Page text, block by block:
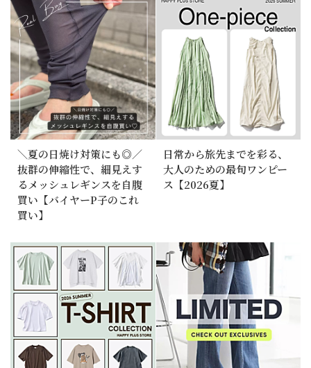
＼夏の日焼け対策にも◎／
抜群の伸縮性で、細見えす
るメッシュレギンスを自腹
買い【バイヤーP子のこれ
買い】
日常から旅先までを彩る、
大人のための最旬ワンピー
ス【2026夏】